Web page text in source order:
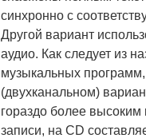
синхронно с
Другой вариант
аудио. Как следует из
музыкальных
(двухканальном)
гораздо более
записи, на CD